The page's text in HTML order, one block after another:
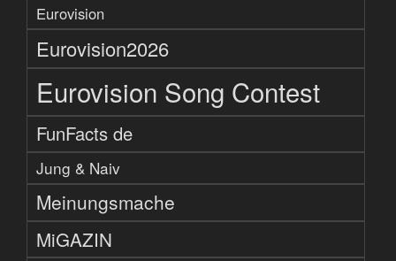
Eurovision
Eurovision2026
Eurovision Song Contest
FunFacts de
Jung & Naiv
Meinungsmache
MiGAZIN